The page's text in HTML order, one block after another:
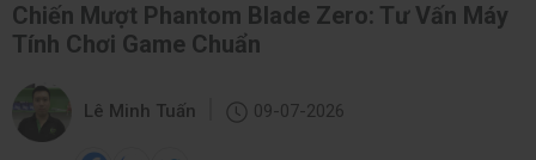
Chiến Mượt Phantom Blade Zero: Tư Vấn Máy
Tính Chơi Game Chuẩn
Lê Minh Tuấn 09-07-2026